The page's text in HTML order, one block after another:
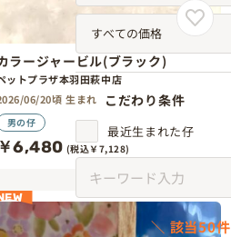
ラージャービル(ブラック)
ットプラザ本羽田萩中店
06/20頃 生まれ
男の仔
￥6,480 (税込￥7,128)
こだわり条件
最近生まれた仔
該当50件